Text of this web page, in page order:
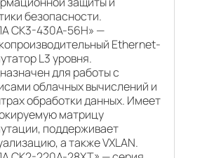
безопасности.
СК3-430А-56H» —
Ethernet-
L3 уровня.
для работы с
облачных вычислений и
обработки данных. Имеет
матрицу
поддерживает
а также VXLAN.